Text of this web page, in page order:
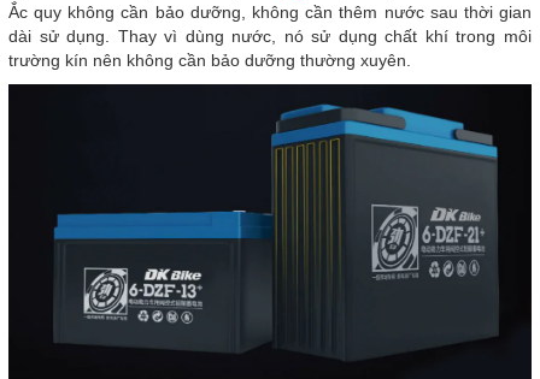
Ắc quy không cần bảo dưỡng, không cần thêm nước sau thời gian
dài sử dụng. Thay vì dùng nước, nó sử dụng chất khí trong môi
trường kín nên không cần bảo dưỡng thường xuyên.